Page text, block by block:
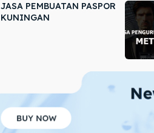
JASA PEMBUATAN PASPOR
KUNINGAN